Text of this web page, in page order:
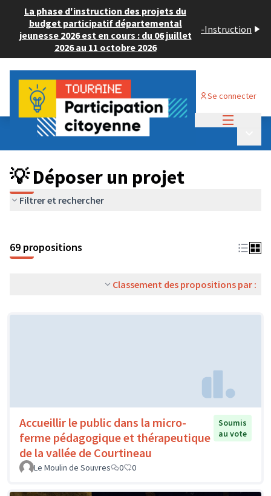
La phase d'instruction des projets du
budget participatif départemental
jeunesse 2026 est en cours : du 06 juillet
2026 au 11 octobre 2026
-Instruction
Se connecter
Budget Participatif ADULTE 2024
💡 Déposer un projet
💡 Déposer un projet
Filtrer et rechercher
69 propositions
Classement des propositions par :
Accueillir le public dans la micro-
ferme pédagogique et thérapeutique
de la vallée de Courtineau
Soumis
au vote
Le Moulin de Souvres 0 0